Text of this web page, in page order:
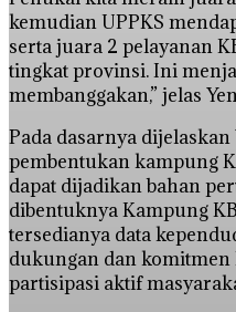
kemudian UPPKS
serta juara 2 pelayanan
tingkat provinsi. Ini
membanggakan,” jelas
Pada dasarnya
pembentukan kampung
dapat dijadikan bahan
dibentuknya Kampung
tersedianya data
dukungan dan komitmen
partisipasi aktif